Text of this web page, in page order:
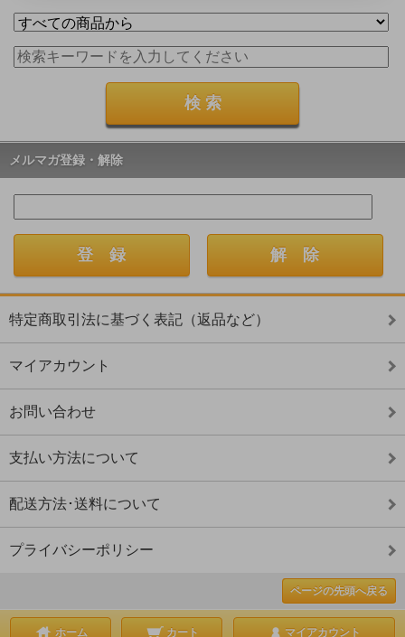
メルマガ登録・解除
特定商取引法に基づく表記（返品など）
マイアカウント
お問い合わせ
支払い方法について
配送方法･送料について
プライバシーポリシー
ページの先頭へ戻る
ホーム カート マイアカウント